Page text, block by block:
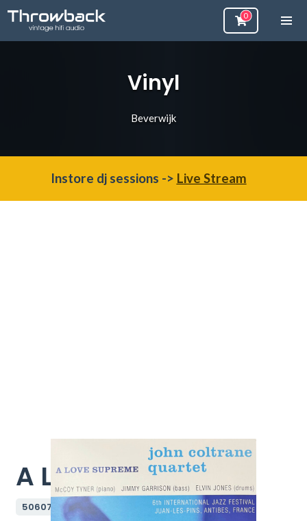
Vinyl
Beverwijk
Instore dj sessions -> Live Stream
A Love Supreme
5060767443071